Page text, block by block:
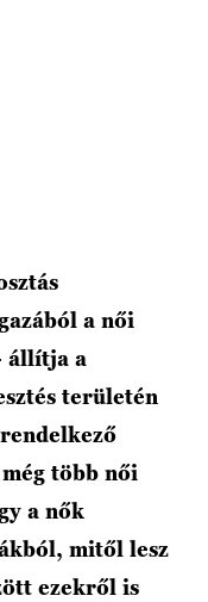
a női
állítja a
területén
több női
a nők
mitől lesz
ezekről is